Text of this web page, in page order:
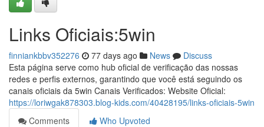
Links Oficiais:5win
finniankbbv352276 77 days ago News
Discuss
Esta página serve como hub oficial de verificação das nossas
redes e perfis externos, garantindo que você está seguindo os
canais oficiais da 5win Canais Verificados: Website Oficial:
https://loriwgak878303.blog-kids.com/40428195/links-oficiais-5win
Comments
Who Upvoted